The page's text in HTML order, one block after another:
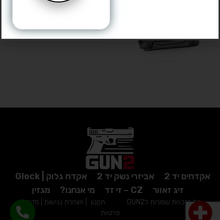
אקדחים יד 2 אביזרי נשק יד 2
אקדח גלוק | Glock
זיג זאוור
CZ – זי זד מי אנחנו? מגזין
כל הזכויות שמורות לGUN2 תקנון הצהרת נגישות
מדיניות
פרטיות